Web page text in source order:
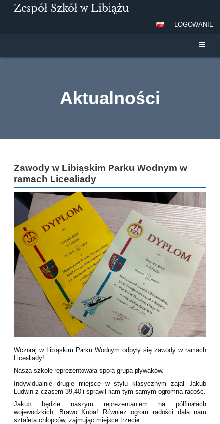
Zespół Szkół w Libiążu
LOGOWANIE
Aktualności
Zawody w Libiąskim Parku Wodnym w
ramach Licealiady
Wczoraj w Libiąskim Parku Wodnym odbyły się zawody w ramach
Licealiady!
Naszą szkołę reprezentowała spora grupa pływaków.
Indywidualnie drugie miejsce w stylu klasycznym zajął Jakub
Ludwin z czasem 39,40 i sprawił nam tym samym ogromną radość.
Jakub będzie naszym reprezentantem na półfinałach
wojewodzkich. Brawo Kuba! Również ogrom radości dała nam
sztafeta chłopców, zajmując miejsce trzecie.